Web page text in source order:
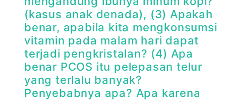
(kasus anak denada), (3) Apakah
benar, apabila kita mengkonsumsi
vitamin pada malam hari dapat
terjadi pengkristalan? (4) Apa
benar PCOS itu pelepasan telur
yang terlalu banyak?
Penyebabnya apa? Apa karena